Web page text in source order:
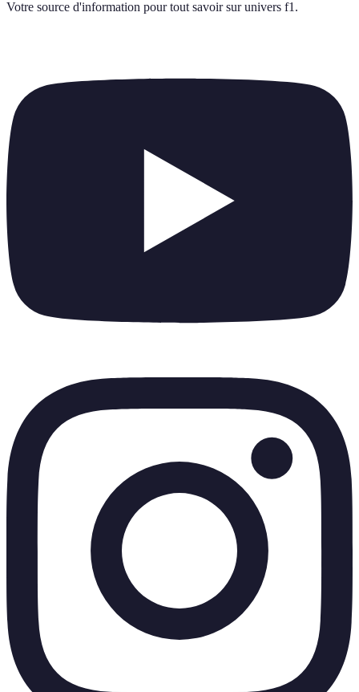
Votre source d'information pour tout savoir sur univers f1 .